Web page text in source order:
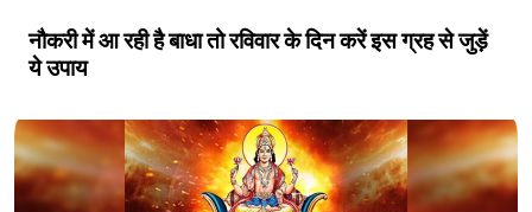
नौकरी में आ रही है बाधा तो रविवार के दिन करें इस ग्रह से जुड़ें
ये उपाय